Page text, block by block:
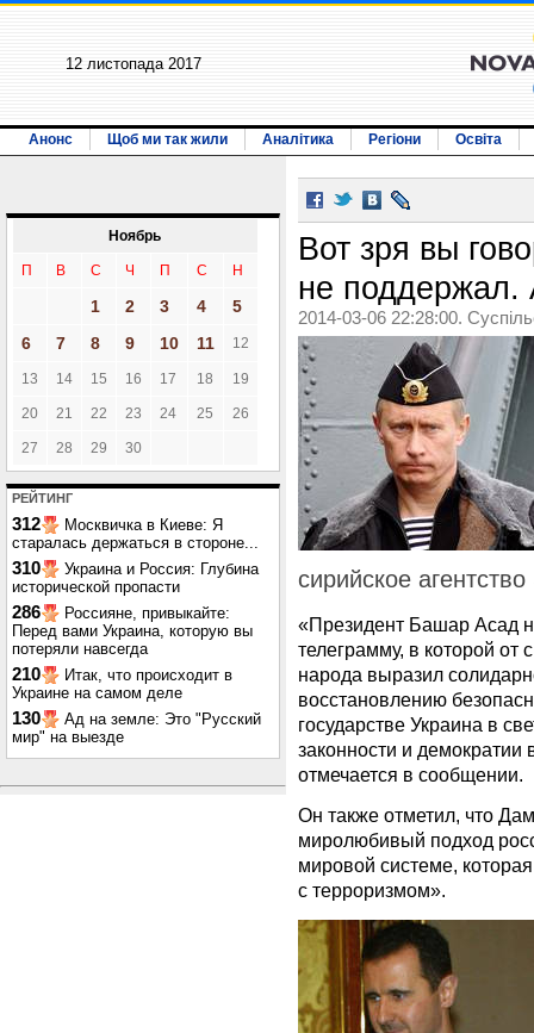
12 листопада 2017
Анонс Щоб ми так жили Аналітика Регіони Освіта
Ноябрь
П В С Ч П С Н
1 2 3 4
5
6
7 8 9 10 11 12
13 14 15 16 17 18 19
20 21 22 23 24 25 26
27 28 29 30
РЕЙТИНГ
312
Москвичка в Киеве: Я
старалась держаться в стороне...
310
Украина и Россия: Глубина
исторической пропасти
286
Россияне, привыкайте:
Перед вами Украина, которую вы
потеряли навсегда
210
Итак, что происходит в
Украине на самом деле
130
Ад на земле: Это "Русский
мир" на выезде
Вот зря вы
не поддержал.
2014-03-06 22:28:00.
сирийское
«Президент Башар Асад
телеграмму, в которой от
народа выразил
восстановлению
государстве Украина в
законности и
отмечается в сообщении.
Он также отметил, что
миролюбивый подход
мировой системе,
с терроризмом».